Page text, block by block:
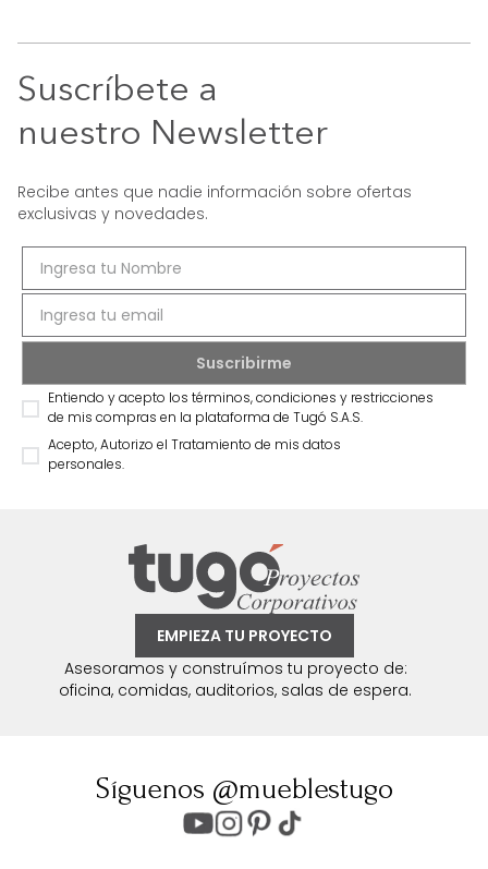
Suscríbete a
nuestro Newsletter
Recibe antes que nadie información sobre ofertas
exclusivas y novedades.
Entiendo y acepto los términos, condiciones y restricciones
de mis compras en la plataforma de Tugó S.A.S.
Acepto, Autorizo el Tratamiento de mis datos
personales.
EMPIEZA TU PROYECTO
Asesoramos y construímos tu proyecto de:
oficina, comidas, auditorios, salas de espera.
Síguenos @mueblestugo